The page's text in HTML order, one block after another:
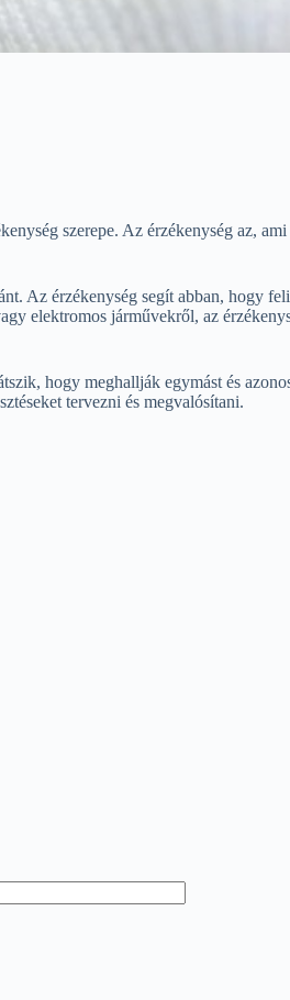
szerepe. Az érzékenység az,
Az érzékenység segít abban, hogy
elektromos járművekről, az
hogy meghallják egymást és
tervezni és megvalósítani.